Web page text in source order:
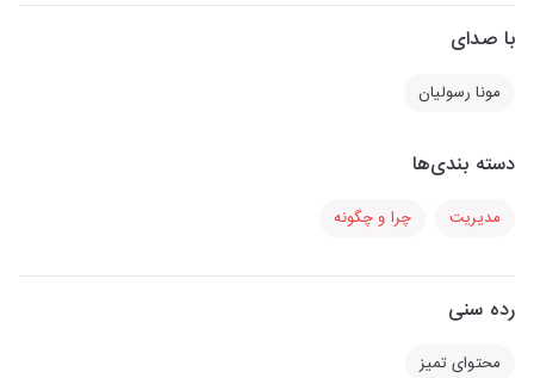
با صدای
مونا رسولیان
دسته بندی‌ها
مدیریت چرا و چگونه
رده سنی
محتوای تمیز